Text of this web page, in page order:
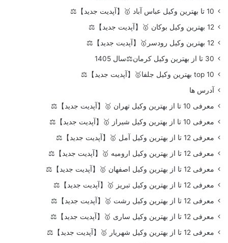
10 تا بهترین وکیل عباس آباد 🥇【آپدیت جدید】⚖️
12 بهترین وکیل بوکان 🥇【آپدیت جدید】⚖️
12 بهترین وکیل رودسر🥇【آپدیت جدید】⚖️
30 تا از بهترین وکیل کرمان⚖️سال 1405
top 10 بهترین وکیل جلفا🥇【آپدیت جدید】⚖️
آدرس ها
معرفی 10 تا از بهترین وکیل تهران 🥇【آپدیت جدید】⚖️
معرفی 10 تا از بهترین وکیل شیراز 🥇【آپدیت جدید】⚖️
معرفی 12 تا از بهترین وکیل آمل 🥇【آپدیت جدید】⚖️
معرفی 12 تا از بهترین وکیل ارومیه 🥇【آپدیت جدید】⚖️
معرفی 12 تا از بهترین وکیل اصفهان 🥇【آپدیت جدید】⚖️
معرفی 12 تا از بهترین وکیل تبریز 🥇【آپدیت جدید】⚖️
معرفی 12 تا از بهترین وکیل رشت 🥇【آپدیت جدید】⚖️
معرفی 12 تا از بهترین وکیل ساری 🥇【آپدیت جدید】⚖️
معرفی 12 تا از بهترین وکیل شهریار 🥇【آپدیت جدید】⚖️